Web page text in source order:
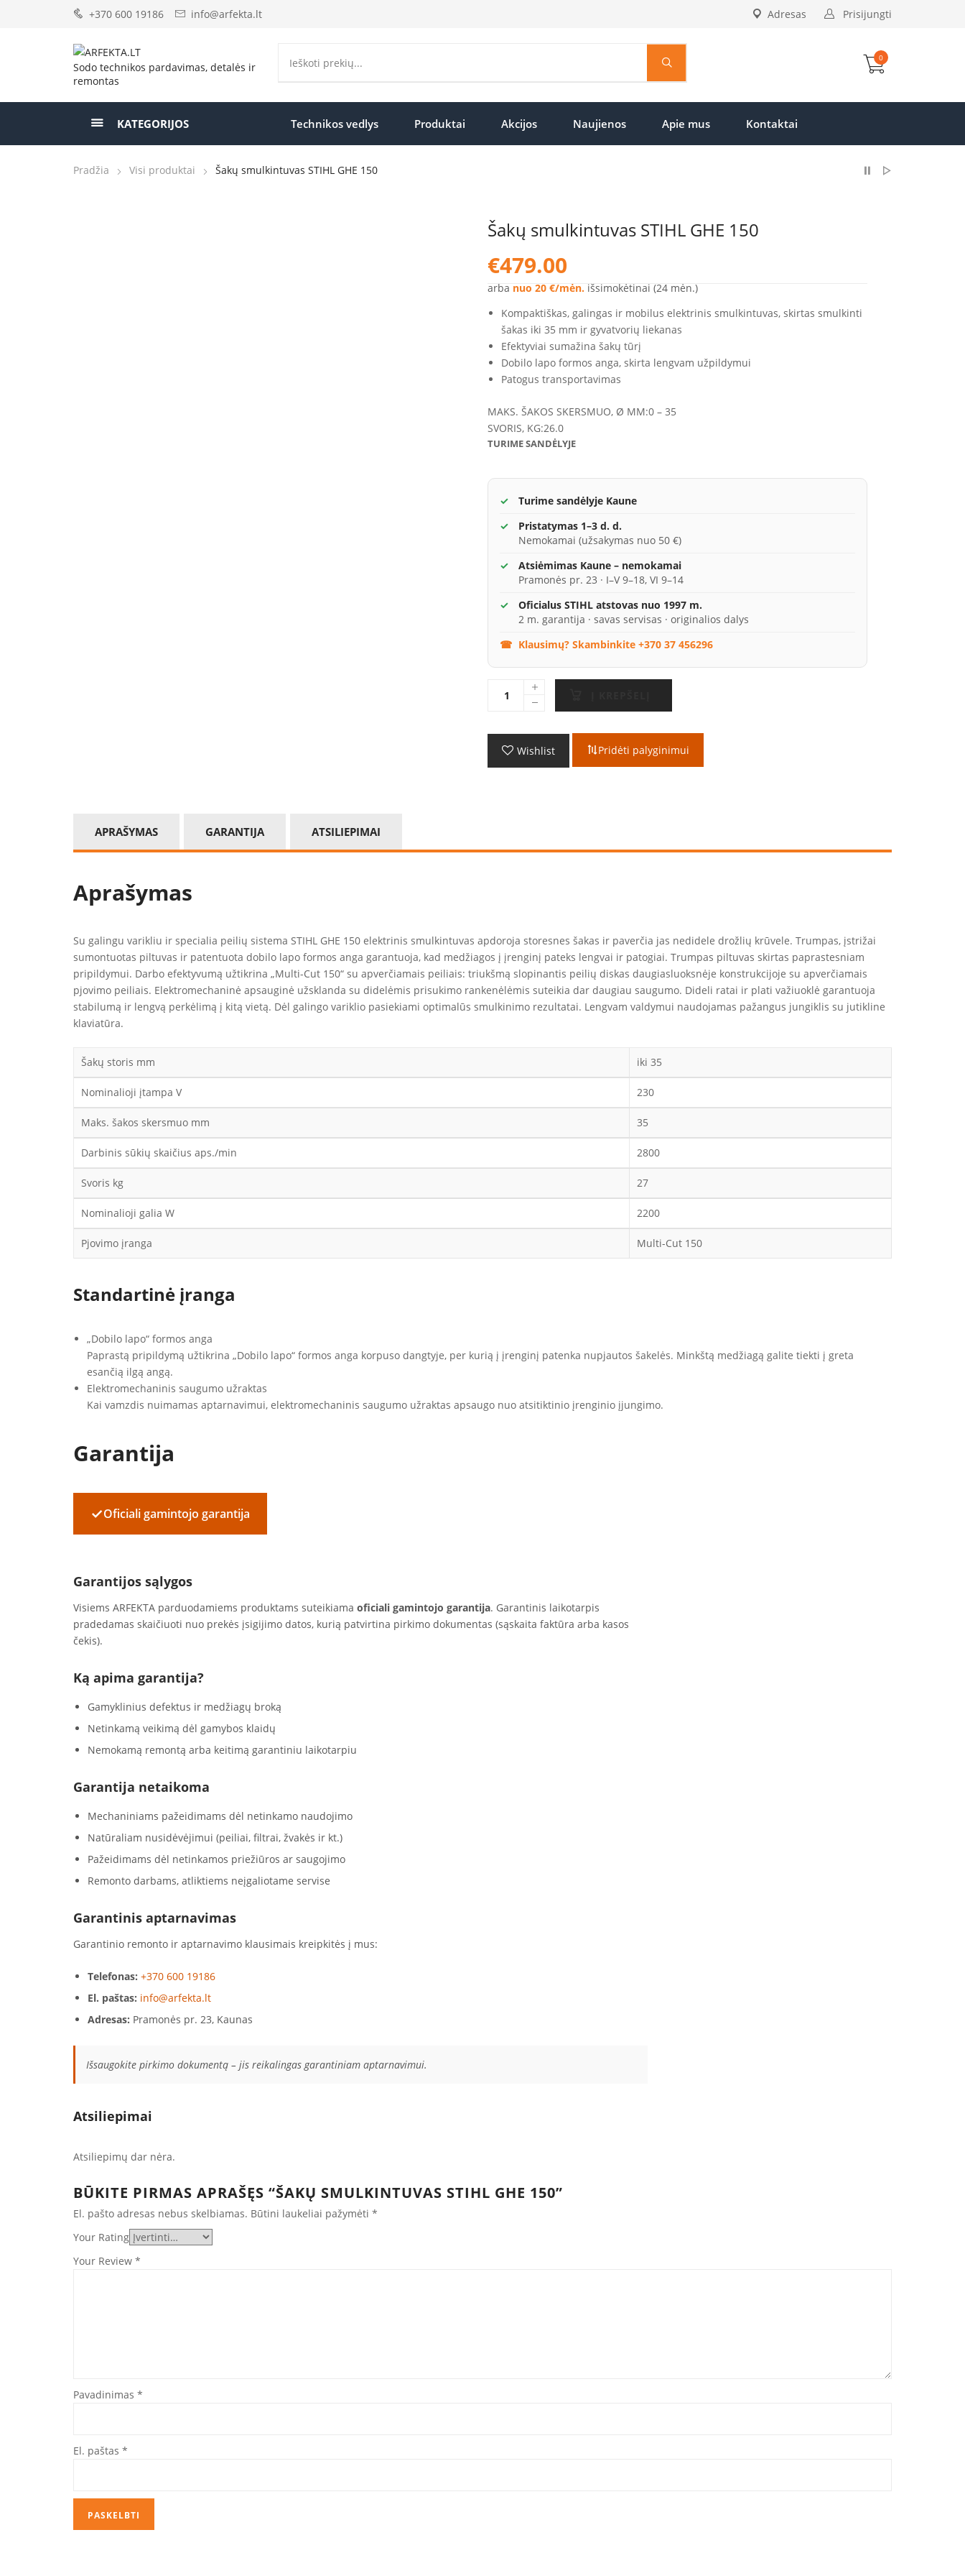
+370 600 19186 info@arfekta.lt Prisijungti
Adresas
Sodo technikos pardavimas, detalės ir
remontas
0
KATEGORIJOS Technikos vedlys Produktai Akcijos Naujienos Apie mus Kontaktai
Pradžia Visi produktai Šakų smulkintuvas STIHL GHE 150
Šakų smulkintuvas STIHL GHE 150
€479.00
arba nuo 20 €/mėn. išsimokėtinai (24 mėn.)
Kompaktiškas, galingas ir mobilus elektrinis smulkintuvas, skirtas smulkinti
šakas iki 35 mm ir gyvatvorių liekanas
Efektyviai sumažina šakų tūrį
Dobilo lapo formos anga, skirta lengvam užpildymui
Patogus transportavimas
MAKS. ŠAKOS SKERSMUO, Ø MM:0 – 35
SVORIS, KG:26.0
TURIME SANDĖLYJE
Turime sandėlyje Kaune
Pristatymas 1–3 d. d.
Nemokamai (užsakymas nuo 50 €)
Atsiėmimas Kaune – nemokamai
Pramonės pr. 23 · I–V 9–18, VI 9–14
Oficialus STIHL atstovas nuo 1997 m.
2 m. garantija · savas servisas · originalios dalys
Klausimų? Skambinkite +370 37 456296
Wishlist Pridėti palyginimui
APRAŠYMAS GARANTIJA ATSILIEPIMAI
Aprašymas
Su galingu varikliu ir specialia peilių sistema STIHL GHE 150 elektrinis smulkintuvas apdoroja storesnes šakas ir paverčia jas nedidele drožlių krūvele. Trumpas, įstrižai
sumontuotas piltuvas ir patentuota dobilo lapo formos anga garantuoja, kad medžiagos į įrenginį pateks lengvai ir patogiai. Trumpas piltuvas skirtas paprastesniam
pripildymui. Darbo efektyvumą užtikrina „Multi-Cut 150“ su apverčiamais peiliais: triukšmą slopinantis peilių diskas daugiasluoksnėje konstrukcijoje su apverčiamais
pjovimo peiliais. Elektromechaninė apsauginė užsklanda su didelėmis prisukimo rankenėlėmis suteikia dar daugiau saugumo. Dideli ratai ir plati važiuoklė garantuoja
stabilumą ir lengvą perkėlimą į kitą vietą. Dėl galingo variklio pasiekiami optimalūs smulkinimo rezultatai. Lengvam valdymui naudojamas pažangus jungiklis su jutikline
klaviatūra.
Šakų storis mm iki 35
Nominalioji įtampa V 230
Maks. šakos skersmuo mm 35
Darbinis sūkių skaičius aps./min 2800
Svoris kg 27
Nominalioji galia W 2200
Pjovimo įranga Multi-Cut 150
Standartinė įranga
„Dobilo lapo“ formos anga
Paprastą pripildymą užtikrina „Dobilo lapo“ formos anga korpuso dangtyje, per kurią į įrenginį patenka nupjautos šakelės. Minkštą medžiagą galite tiekti į greta
esančią ilgą angą.
Elektromechaninis saugumo užraktas
Kai vamzdis nuimamas aptarnavimui, elektromechaninis saugumo užraktas apsaugo nuo atsitiktinio įrenginio įjungimo.
Garantija
✓Oficiali gamintojo garantija
Garantijos sąlygos
Visiems ARFEKTA parduodamiems produktams suteikiama oficiali gamintojo garantija. Garantinis laikotarpis
pradedamas skaičiuoti nuo prekės įsigijimo datos, kurią patvirtina pirkimo dokumentas (sąskaita faktūra arba kasos
čekis).
Ką apima garantija?
Gamyklinius defektus ir medžiagų broką
Netinkamą veikimą dėl gamybos klaidų
Nemokamą remontą arba keitimą garantiniu laikotarpiu
Garantija netaikoma
Mechaniniams pažeidimams dėl netinkamo naudojimo
Natūraliam nusidėvėjimui (peiliai, filtrai, žvakės ir kt.)
Pažeidimams dėl netinkamos priežiūros ar saugojimo
Remonto darbams, atliktiems neįgaliotame servise
Garantinis aptarnavimas
Garantinio remonto ir aptarnavimo klausimais kreipkitės į mus:
Telefonas: +370 600 19186
El. paštas: info@arfekta.lt
Adresas: Pramonės pr. 23, Kaunas
Išsaugokite pirkimo dokumentą – jis reikalingas garantiniam aptarnavimui.
Atsiliepimai
Atsiliepimų dar nėra.
BŪKITE PIRMAS APRAŠĘS “ŠAKŲ SMULKINTUVAS STIHL GHE 150”
El. pašto adresas nebus skelbiamas. Būtini laukeliai pažymėti *
Your Rating
Your Review *
Pavadinimas *
El. paštas *